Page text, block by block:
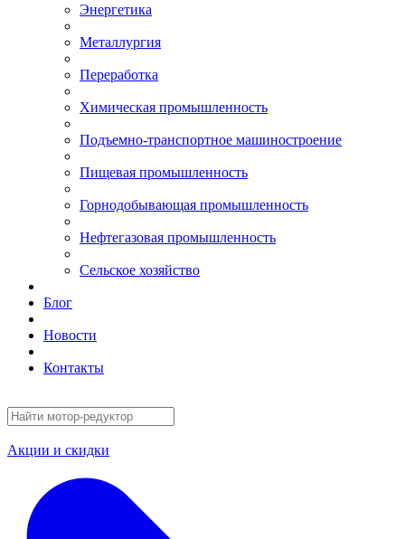
Энергетика
Металлургия
Переработка
Химическая промышленность
Подъемно-транспортное машиностроение
Пищевая промышленность
Горнодобывающая промышленность
Нефтегазовая промышленность
Сельское хозяйство
Блог
Новости
Контакты
Акции и скидки